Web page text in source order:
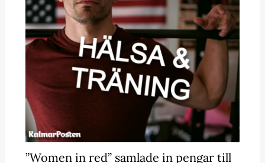
”Women in red” samlade in pengar till